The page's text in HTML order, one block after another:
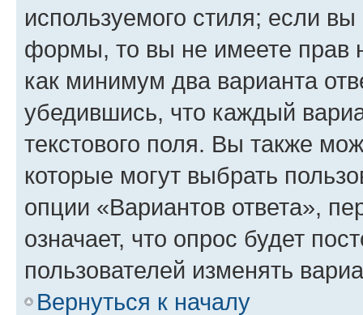
используемого стиля; если
формы, то вы не имеете прав
как минимум два варианта
убедившись, что каждый
текстового поля. Вы также
которые могут выбрать
опции «Вариантов ответа»,
означает, что опрос будет
пользователей изменять
Вернуться к началу